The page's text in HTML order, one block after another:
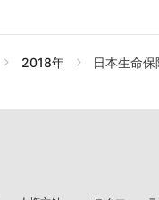
2018年
日本生命